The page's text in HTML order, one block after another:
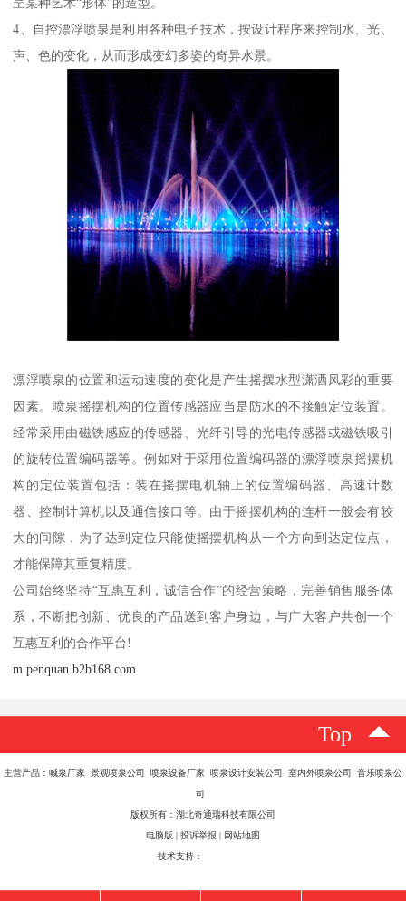
4、自控漂浮喷泉是利用各种电子技术，按设计程序来控制水、光、
声、色的变化，从而形成变幻多姿的奇异水景。
漂浮喷泉的位置和运动速度的变化是产生摇摆水型潇洒风彩的重要
因素。喷泉摇摆机构的位置传感器应当是防水的不接触定位装置。
经常采用由磁铁感应的传感器、光纤引导的光电传感器或磁铁吸引
的旋转位置编码器等。例如对于采用位置编码器的漂浮喷泉摇摆机
构的定位装置包括：装在摇摆电机轴上的位置编码器、高速计数
器、控制计算机以及通信接口等。由于摇摆机构的连杆一般会有较
大的间隙，为了达到定位只能使摇摆机构从一个方向到达定位点，
才能保障其重复精度。
公司始终坚持“互惠互利，诚信合作”的经营策略，完善销售服务体
系，不断把创新、优良的产品送到客户身边，与广大客户共创一个
互惠互利的合作平台!
m.penquan.b2b168.com
Top
主营产品：喊泉厂家 景观喷泉公司 喷泉设备厂家 喷泉设计安装公司 室内外喷泉公司 音乐喷泉公
司
版权所有：湖北奇通瑞科技有限公司
电脑版 投诉举报 网站地图
技术支持：